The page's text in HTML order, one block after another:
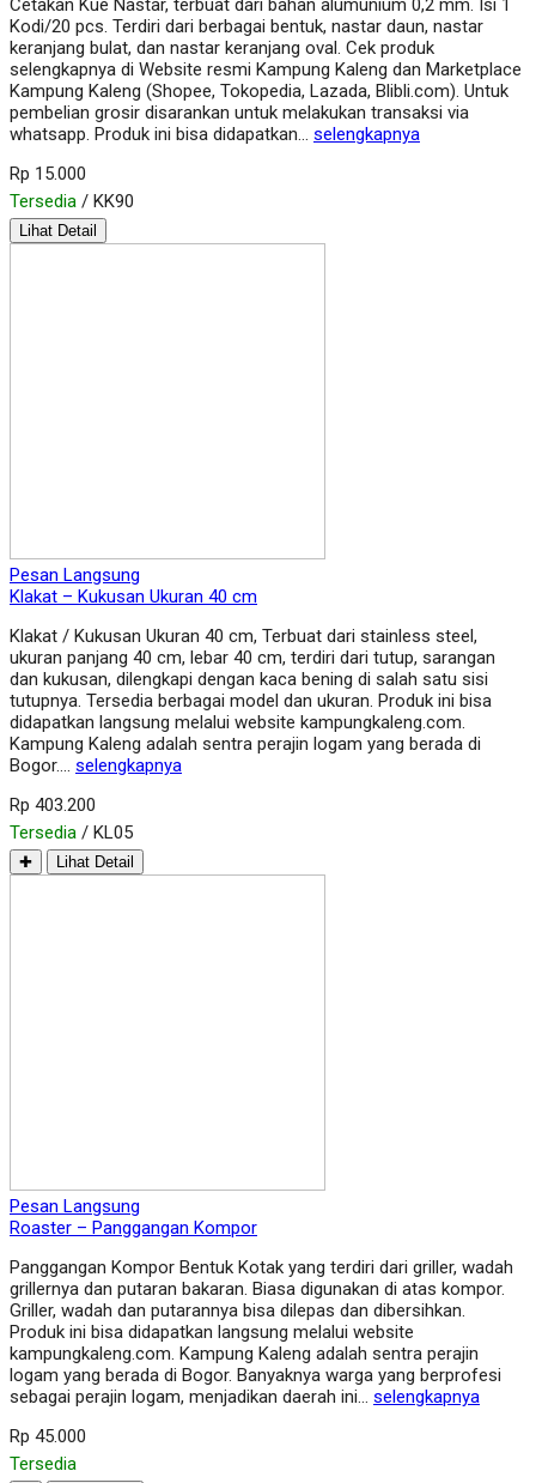
Cetakan Kue Nastar, terbuat dari bahan alumunium 0,2 mm. Isi 1
Kodi/20 pcs. Terdiri dari berbagai bentuk, nastar daun, nastar
keranjang bulat, dan nastar keranjang oval. Cek produk
selengkapnya di Website resmi Kampung Kaleng dan Marketplace
Kampung Kaleng (Shopee, Tokopedia, Lazada, Blibli.com). Untuk
pembelian grosir disarankan untuk melakukan transaksi via
whatsapp. Produk ini bisa didapatkan… selengkapnya
Rp 15.000
Tersedia / KK90
Lihat Detail
Pesan Langsung
Klakat – Kukusan Ukuran 40 cm
Klakat / Kukusan Ukuran 40 cm, Terbuat dari stainless steel,
ukuran panjang 40 cm, lebar 40 cm, terdiri dari tutup, sarangan
dan kukusan, dilengkapi dengan kaca bening di salah satu sisi
tutupnya. Tersedia berbagai model dan ukuran. Produk ini bisa
didapatkan langsung melalui website kampungkaleng.com.
Kampung Kaleng adalah sentra perajin logam yang berada di
Bogor…. selengkapnya
Rp 403.200
Tersedia / KL05
✚ Lihat Detail
Pesan Langsung
Roaster – Panggangan Kompor
Panggangan Kompor Bentuk Kotak yang terdiri dari griller, wadah
grillernya dan putaran bakaran. Biasa digunakan di atas kompor.
Griller, wadah dan putarannya bisa dilepas dan dibersihkan.
Produk ini bisa didapatkan langsung melalui website
kampungkaleng.com. Kampung Kaleng adalah sentra perajin
logam yang berada di Bogor. Banyaknya warga yang berprofesi
sebagai perajin logam, menjadikan daerah ini… selengkapnya
Rp 45.000
Tersedia